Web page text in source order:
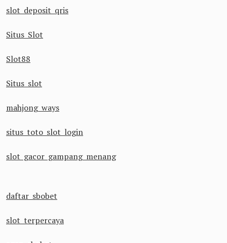
slot deposit qris
Situs Slot
Slot88
Situs slot
mahjong ways
situs toto slot login
slot gacor gampang menang
daftar sbobet
slot terpercaya